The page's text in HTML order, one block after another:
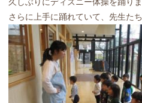
さらに上手に踊れていて、先生た